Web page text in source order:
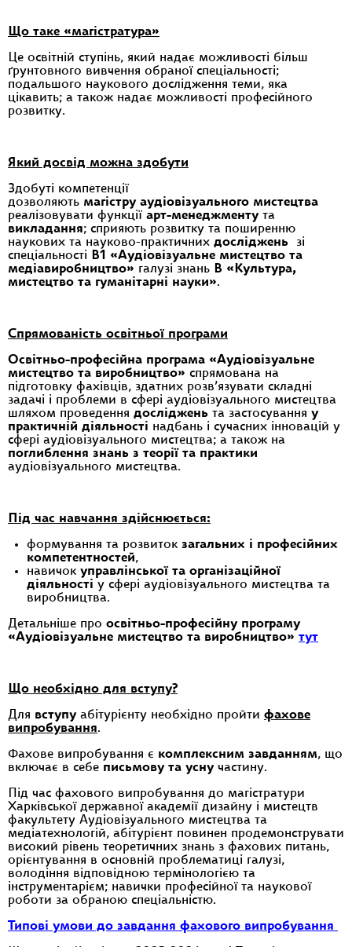
Що таке «магістратура»
Це освітній ступінь, який надає можливості більш
ґрунтовного вивчення обраної спеціальності;
подальшого наукового дослідження теми, яка
цікавить; а також надає можливості професійного
розвитку.
Який досвід можна здобути
Здобуті компетенції
дозволяють магістру аудіовізуального мистецтва
реалізовувати функції арт-менеджменту та
викладання; сприяють розвитку та поширенню
наукових та науково-практичних досліджень зі
спеціальності
B1 «Аудіовізуальне мистецтво та
медіавиробництво» галузі знань В «Культура,
мистецтво та гуманітарні науки».
Спрямованість освітньої програми
Освітньо-професійна програма «Аудіовізуальне
мистецтво та виробництво» спрямована на
підготовку фахівців, здатних розв’язувати складні
задачі і проблеми в сфері аудіовізуального мистецтва
шляхом проведення досліджень та застосування у
практичній діяльності надбань і сучасних інновацій у
сфері аудіовізуального мистецтва; а також на
поглиблення знань з теорії та практики
аудіовізуального мистецтва.
Під час навчання здійснюється:
формування та розвиток загальних і професійних
компетентностей,
навичок управлінської та організаційної
діяльності у сфері аудіовізуального мистецтва та
виробництва.
Детальніше про освітньо-професійну програму
«Аудіовізуальне мистецтво та виробництво» тут
Що необхідно для вступу?
Для вступуабітурієнту необхідно пройти фахове
випробування.
Фахове випробування є комплексним завданням, що
включає в себе письмову та уснучастину.
Під час фахового випробування до магістратури
Харківської державної академії дизайну і мистецтв
факультету Аудіовізуального мистецтва та
медіатехнологій, абітурієнт повинен продемонструвати
високий рівень теоретичних знань з фахових питань,
орієнтування в основній проблематиці галузі,
володіння відповідною термінологією та
інструментарієм; навички професійної та наукової
роботи за обраною спеціальністю.
Типові умови до завдання фахового випробування